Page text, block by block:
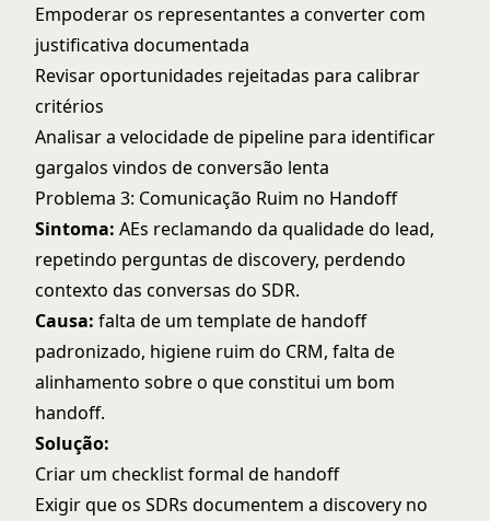
Empoderar os representantes a converter com
justificativa documentada
Revisar oportunidades rejeitadas para calibrar
critérios
Analisar a velocidade de pipeline para identificar
gargalos vindos de conversão lenta
Problema 3: Comunicação Ruim no Handoff
Sintoma: AEs reclamando da qualidade do lead,
repetindo perguntas de discovery, perdendo
contexto das conversas do SDR.
Causa: falta de um template de handoff
padronizado, higiene ruim do CRM, falta de
alinhamento sobre o que constitui um bom
handoff.
Solução:
Criar um checklist formal de handoff
Exigir que os SDRs documentem a discovery no